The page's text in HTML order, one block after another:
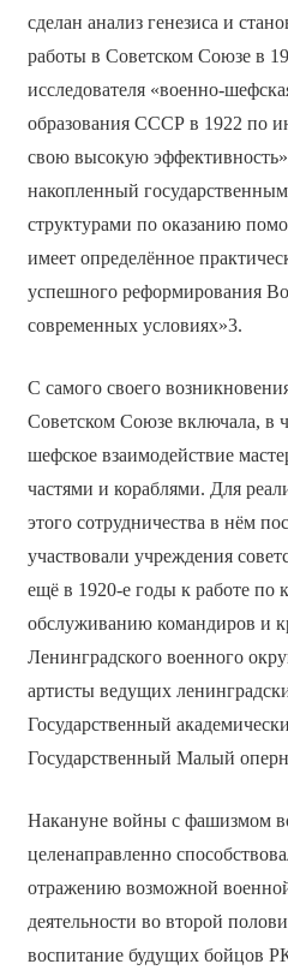
сделан анализ генезиса и
работы в Советском Союзе в
исследователя «военно-
образования СССР в 1922 по
свою высокую
накопленный
структурами по оказанию
имеет определённое
успешного реформирования
современных условиях»3.
С самого своего
Советском Союзе включала, в
шефское взаимодействие
частями и кораблями. Для
этого сотрудничества в нём
участвовали учреждения
ещё в 1920-е годы к работе по
обслуживанию командиров и
Ленинградского военного
артисты ведущих
Государственный
Государственный Малый
Накануне войны с фашизмом
целенаправленно
отражению возможной
деятельности во второй
воспитание будущих бойцов